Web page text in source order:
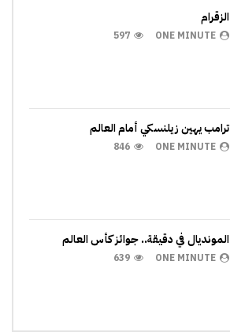
الزقرام
ONE MINUTE
597
ترامب يهين زيلنسكي أمام العالم
ONE MINUTE
846
المونديال في دقيقة.. جوائز كأس العالم
ONE MINUTE
639